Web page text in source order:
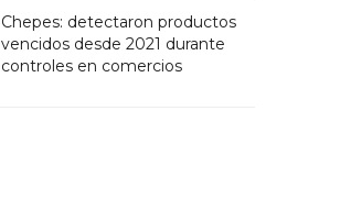
Chepes: detectaron productos
vencidos desde 2021 durante
controles en comercios